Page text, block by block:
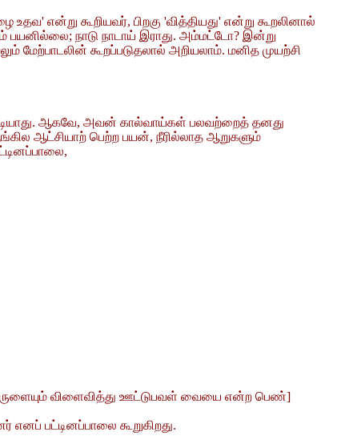
என்று கூறியவர், பிறகு 'வித்தியது' என்று கூறலினால்
பயனில்லை; நாடு நாடாய் இராது. அம்மட்டோ? இன்று
கூறப்படுதலால் அறியலாம். மனித முயற்சி
ஆகவே, அவன் கால்வாய்கள் பலவற்றைத் தனது
ஆட்சியாற் பெற்ற பயன், நீரில்லாத ஆறுகளும்
விளைவித்து ஊட்டுபவள் வையை என்ற பெண்]
பட்டினப்பாலை கூறுகிறது.